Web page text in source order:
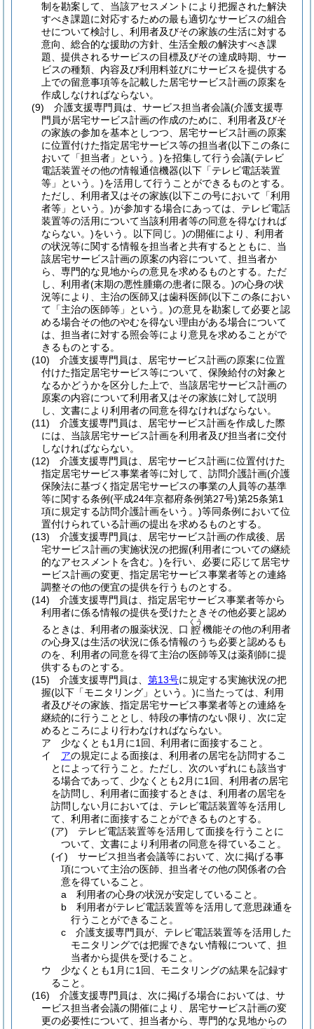
制を勘案して、当該アセスメントにより把握された解決
すべき課題に対応するための最も適切なサービスの組合
せについて検討し、利用者及びその家族の生活に対する
意向、総合的な援助の方針、生活全般の解決すべき課
題、提供されるサービスの目標及びその達成時期、サー
ビスの種類、内容及び利用料並びにサービスを提供する
上での留意事項等を記載した居宅サービス計画の原案を
作成しなければならない。
(9)
介護支援専門員は、サービス担当者会議(介護支援専
門員が居宅サービス計画の作成のために、利用者及びそ
の家族の参加を基本としつつ、居宅サービス計画の原案
に位置付けた指定居宅サービス等の担当者(以下この条に
おいて「担当者」という。)を招集して行う会議(テレビ
電話装置その他の情報通信機器(以下「テレビ電話装置
等」という。)を活用して行うことができるものとする。
ただし、利用者又はその家族(以下この号において「利用
者等」という。)が参加する場合にあっては、テレビ電話
装置等の活用について当該利用者等の同意を得なければ
ならない。)をいう。以下同じ。)の開催により、利用者
の状況等に関する情報を担当者と共有するとともに、当
該居宅サービス計画の原案の内容について、担当者か
ら、専門的な見地からの意見を求めるものとする。 ただ
し、利用者(末期の悪性腫瘍の患者に限る。)の心身の状
況等により、主治の医師又は歯科医師(以下この条におい
て「主治の医師等」という。)の意見を勘案して必要と認
める場合その他のやむを得ない理由がある場合について
は、担当者に対する照会等により意見を求めることがで
きるものとする。
(10)
介護支援専門員は、居宅サービス計画の原案に位置
付けた指定居宅サービス等について、保険給付の対象と
なるかどうかを区分した上で、当該居宅サービス計画の
原案の内容について利用者又はその家族に対して説明
し、文書により利用者の同意を得なければならない。
(11)
介護支援専門員は、居宅サービス計画を作成した際
には、当該居宅サービス計画を利用者及び担当者に交付
しなければならない。
(12)
介護支援専門員は、居宅サービス計画に位置付けた
指定居宅サービス事業者等に対して、訪問介護計画(介護
保険法に基づく指定居宅サービスの事業の人員等の基準
等に関する条例(平成24年京都府条例第27号)第25条第1
項に規定する訪問介護計画をいう。)等同条例において位
置付けられている計画の提出を求めるものとする。
(13)
介護支援専門員は、居宅サービス計画の作成後、居
宅サービス計画の実施状況の把握(利用者についての継続
的なアセスメントを含む。)を行い、必要に応じて居宅サ
ービス計画の変更、指定居宅サービス事業者等との連絡
調整その他の便宜の提供を行うものとする。
(14)
介護支援専門員は、指定居宅サービス事業者等から
利用者に係る情報の提供を受けたときその他必要と認め
るときは、利用者の服薬状況、口 腔
くう
機能その他の利用者
の心身又は生活の状況に係る情報のうち必要と認めるも
のを、利用者の同意を得て主治の医師等又は薬剤師に提
供するものとする。
(15)
介護支援専門員は、 第13号に規定する実施状況の把
握(以下「モニタリング」という。)に当たっては、利用
者及びその家族、指定居宅サービス事業者等との連絡を
継続的に行うこととし、特段の事情のない限り、次に定
めるところにより行わなければならない。
ア
少なくとも1月に1回、利用者に面接すること。
イ
アの規定による面接は、利用者の居宅を訪問するこ
とによって行うこと。 ただし、次のいずれにも該当す
る場合であって、少なくとも2月に1回、利用者の居宅
を訪問し、利用者に面接するときは、利用者の居宅を
訪問しない月においては、テレビ電話装置等を活用し
て、利用者に面接することができるものとする。
(ア)
テレビ電話装置等を活用して面接を行うことに
ついて、文書により利用者の同意を得ていること。
(イ)
サービス担当者会議等において、次に掲げる事
項について主治の医師、担当者その他の関係者の合
意を得ていること。
a
利用者の心身の状況が安定していること。
b
利用者がテレビ電話装置等を活用して意思疎通を
行うことができること。
c
介護支援専門員が、テレビ電話装置等を活用した
モニタリングでは把握できない情報について、担
当者から提供を受けること。
ウ
少なくとも1月に1回、モニタリングの結果を記録す
ること。
(16)
介護支援専門員は、次に掲げる場合においては、サ
ービス担当者会議の開催により、居宅サービス計画の変
更の必要性について、担当者から、専門的な見地からの